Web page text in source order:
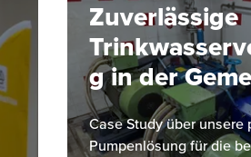
Zuverlässige
g in der
Hinterstoder
Case Study über unsere
Pumpenlösung für die